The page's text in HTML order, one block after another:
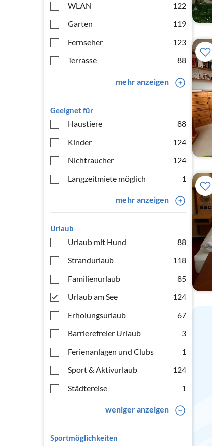
WLAN
122
Garten
119
Fernseher
123
Terrasse
88
mehr anzeigen
Geeignet für
Haustiere
88
Kinder
124
Nichtraucher
124
Langzeitmiete möglich
1
mehr anzeigen
Urlaub
Urlaub mit Hund
88
Strandurlaub
118
Familienurlaub
85
Urlaub am See
124
Erholungsurlaub
67
Barrierefreier Urlaub
3
Ferienanlagen und Clubs
1
Sport & Aktivurlaub
124
Städtereise
1
weniger anzeigen
Sportmöglichkeiten